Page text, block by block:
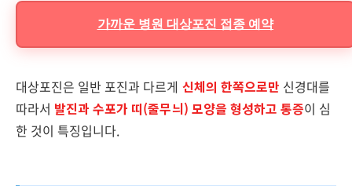
가까운 병원 대상포진 접종 예약
대상포진은 일반 포진과 다르게 신체의 한쪽으로만 신경대를
따라서 발진과 수포가 띠(줄무늬) 모양을 형성하고 통증이 심
한 것이 특징입니다.